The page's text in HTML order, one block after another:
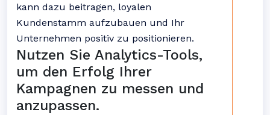
kann dazu beitragen, loyalen
Kundenstamm aufzubauen und Ihr
Unternehmen positiv zu positionieren.
Nutzen Sie Analytics-Tools,
um den Erfolg Ihrer
Kampagnen zu messen und
anzupassen.